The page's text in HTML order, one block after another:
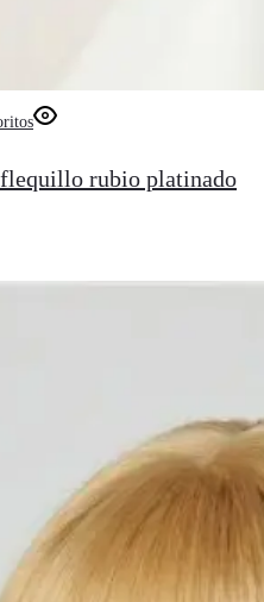
rubio platinado